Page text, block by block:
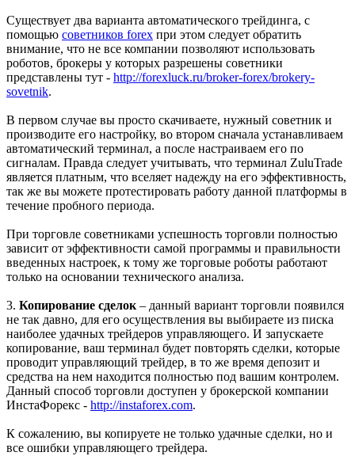
Существует два варианта автоматического трейдинга, с
помощью советников forex при этом следует обратить
внимание, что не все компании позволяют использовать
роботов, брокеры у которых разрешены советники
представлены тут - http://forexluck.ru/broker-forex/brokery-
sovetnik.
В первом случае вы просто скачиваете, нужный советник и
производите его настройку, во втором сначала устанавливаем
автоматический терминал, а после настраиваем его по
сигналам. Правда следует учитывать, что терминал ZuluTrade
является платным, что вселяет надежду на его эффективность,
так же вы можете протестировать работу данной платформы в
течение пробного периода.
При торговле советниками успешность торговли полностью
зависит от эффективности самой программы и правильности
введенных настроек, к тому же торговые роботы работают
только на основании технического анализа.
3. Копирование сделок – данный вариант торговли появился
не так давно, для его осуществления вы выбираете из писка
наиболее удачных трейдеров управляющего. И запускаете
копирование, ваш терминал будет повторять сделки, которые
проводит управляющий трейдер, в то же время депозит и
средства на нем находится полностью под вашим контролем.
Данный способ торговли доступен у брокерской компании
ИнстаФорекс - http://instaforex.com.
К сожалению, вы копируете не только удачные сделки, но и
все ошибки управляющего трейдера.